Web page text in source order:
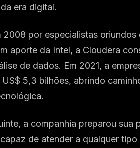
era digital.
2008 por especialistas
aporte da Intel, a Cloudera
de dados. Em 2021, a
US$ 5,3 bilhões, abrindo
a companhia preparou sua
de atender a qualquer